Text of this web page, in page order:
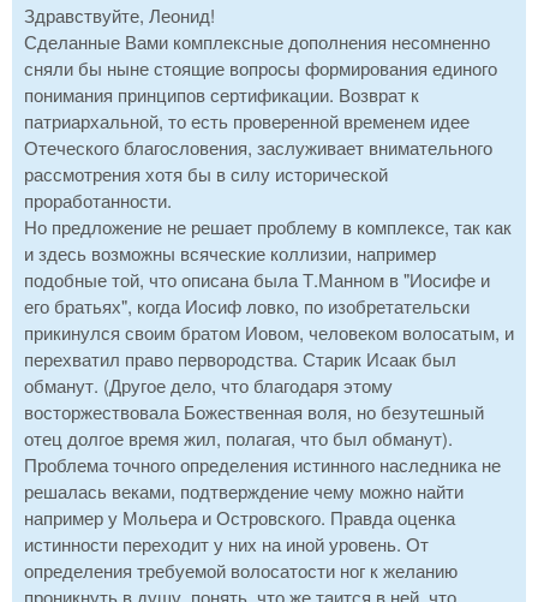
Здравствуйте, Леонид!
Сделанные Вами комплексные дополнения несомненно
сняли бы ныне стоящие вопросы формирования единого
понимания принципов сертификации. Возврат к
патриархальной, то есть проверенной временем идее
Отеческого благословения, заслуживает внимательного
рассмотрения хотя бы в силу исторической
проработанности.
Но предложение не решает проблему в комплексе, так как
и здесь возможны всяческие коллизии, например
подобные той, что описана была Т.Манном в "Иосифе и
его братьях", когда Иосиф ловко, по изобретательски
прикинулся своим братом Иовом, человеком волосатым, и
перехватил право первородства. Старик Исаак был
обманут. (Другое дело, что благодаря этому
восторжествовала Божественная воля, но безутешный
отец долгое время жил, полагая, что был обманут).
Проблема точного определения истинного наследника не
решалась веками, подтверждение чему можно найти
например у Мольера и Островского. Правда оценка
истинности переходит у них на иной уровень. От
определения требуемой волосатости ног к желанию
проникнуть в душу, понять, что же таится в ней, что